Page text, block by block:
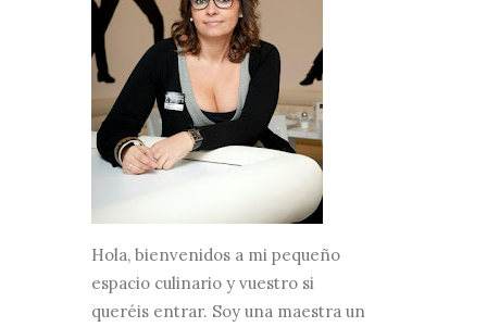
Hola, bienvenidos a mi pequeño
espacio culinario y vuestro si
queréis entrar. Soy una maestra un